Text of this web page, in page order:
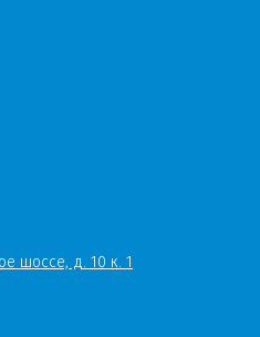
шоссе, д. 10 к. 1